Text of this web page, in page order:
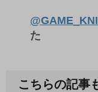
た
こちらの記事